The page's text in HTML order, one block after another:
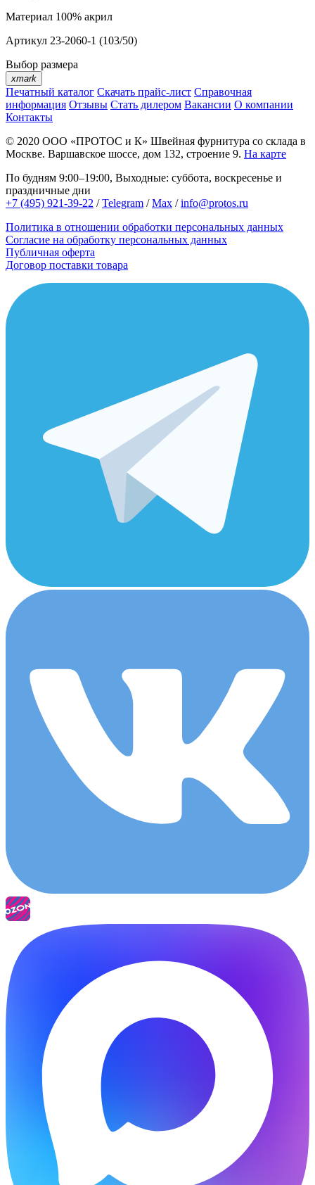
Материал 100% акрил
Артикул 23-2060-1 (103/50)
Выбор размера
xmark
Печатный каталог Скачать прайс-лист Справочная
информация Отзывы Стать дилером Вакансии О компании
Контакты
© 2020 ООО «ПРОТОС и К» Швейная фурнитура со склада в
Москве. Варшавское шоссе, дом 132, строение 9. На карте
По будням 9:00–19:00, Выходные: суббота, воскресенье и
праздничные дни
+7 (495) 921-39-22 /Telegram /Max /info@protos.ru
Политика в отношении обработки персональных данных
Согласие на обработку персональных данных
Публичная оферта
Договор поставки товара